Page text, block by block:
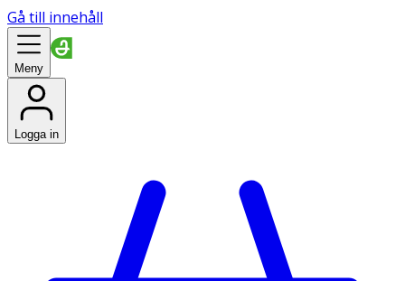
Gå till innehåll
Meny
Logga in